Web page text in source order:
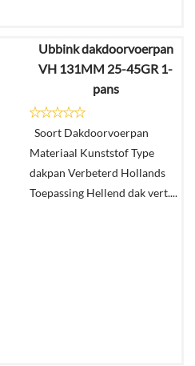
€25,31
€15,80
In
winkelmand
Ubbink dakdoorvoerpan
VH 131MM 25-45GR 1-
pans
Soort Dakdoorvoerpan
Materiaal Kunststof Type
dakpan Verbeterd Hollands
Toepassing Hellend dak vert....